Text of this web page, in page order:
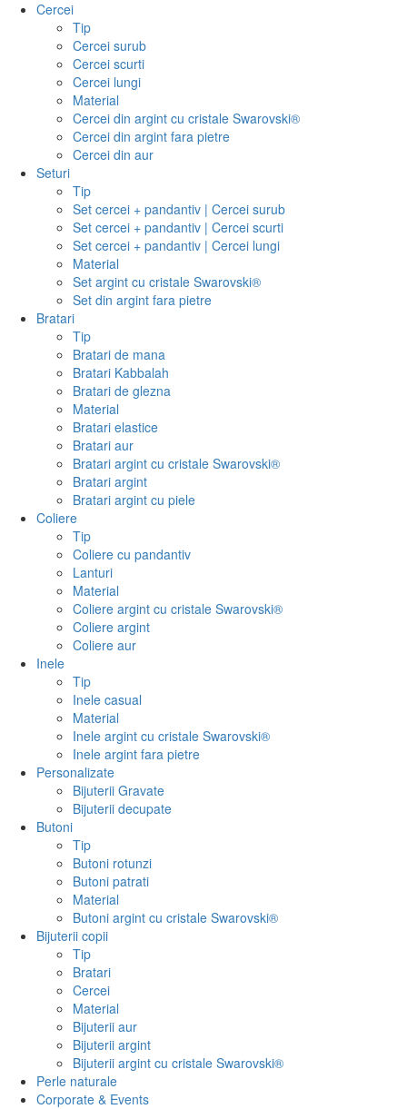
Cercei
Tip
Cercei surub
Cercei scurti
Cercei lungi
Material
Cercei din argint cu cristale Swarovski®
Cercei din argint fara pietre
Cercei din aur
Seturi
Tip
Set cercei + pandantiv | Cercei surub
Set cercei + pandantiv | Cercei scurti
Set cercei + pandantiv | Cercei lungi
Material
Set argint cu cristale Swarovski®
Set din argint fara pietre
Bratari
Tip
Bratari de mana
Bratari Kabbalah
Bratari de glezna
Material
Bratari elastice
Bratari aur
Bratari argint cu cristale Swarovski®
Bratari argint
Bratari argint cu piele
Coliere
Tip
Coliere cu pandantiv
Lanturi
Material
Coliere argint cu cristale Swarovski®
Coliere argint
Coliere aur
Inele
Tip
Inele casual
Material
Inele argint cu cristale Swarovski®
Inele argint fara pietre
Personalizate
Bijuterii Gravate
Bijuterii decupate
Butoni
Tip
Butoni rotunzi
Butoni patrati
Material
Butoni argint cu cristale Swarovski®
Bijuterii copii
Tip
Bratari
Cercei
Material
Bijuterii aur
Bijuterii argint
Bijuterii argint cu cristale Swarovski®
Perle naturale
Corporate & Events